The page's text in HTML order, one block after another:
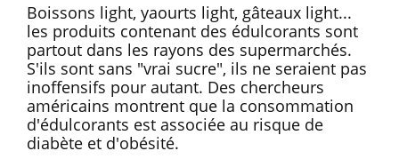
Boissons light, yaourts light, gâteaux light...
les produits contenant des édulcorants sont
partout dans les rayons des supermarchés.
S'ils sont sans "vrai sucre", ils ne seraient pas
inoffensifs pour autant. Des chercheurs
américains montrent que la consommation
d'édulcorants est associée au risque de
diabète et d'obésité.